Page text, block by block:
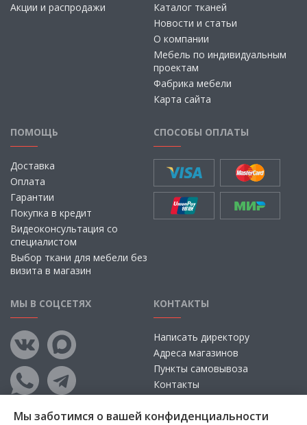
Акции и распродажи
Каталог тканей
Новости и статьи
О компании
Мебель по индивидуальным
проектам
Фабрика мебели
Карта сайта
ПОМОЩЬ
Доставка
Оплата
Гарантии
Покупка в кредит
Видеоконсультация со
специалистом
Выбор ткани для мебели без
визита в магазин
СПОСОБЫ ОПЛАТЫ
МЫ В СОЦСЕТЯХ КОНТАКТЫ
Написать директору
Адреса магазинов
Пункты самовывоза
Контакты
Мы заботимся о вашей конфиденциальности